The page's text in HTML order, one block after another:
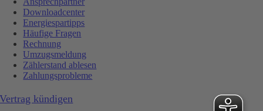
Downloadcenter
Energiespartipps
Häufige Fragen
Rechnung
Umzugsmeldung
Zählerstand ablesen
Zahlungsprobleme
Vertrag kündigen